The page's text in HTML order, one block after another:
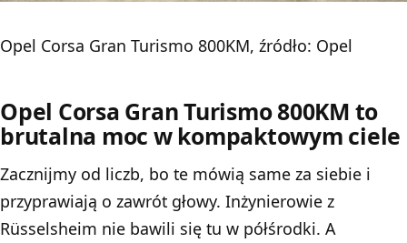
Opel Corsa Gran Turismo 800KM, źródło: Opel
Opel Corsa Gran Turismo 800KM to
brutalna moc w kompaktowym ciele
Zacznijmy od liczb, bo te mówią same za siebie i
przyprawiają o zawrót głowy. Inżynierowie z
Rüsselsheim nie bawili się tu w półśrodki. A